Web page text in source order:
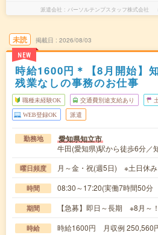
派遣会社 パーソルテンプスタッフ株式会社
未読
NEW
掲載日 2026/08/03
時給1600円＊【8月開始】
残業なしの事務のお仕事
職種未経験OK 交通費別途支給あり
WEB登録OK 派遣
勤務地 愛知県知立市
牛田(愛知県)駅から徒歩6分／
曜日頻度 月～金・祝(週5日) ※土日休み
時間 08:30～17:20(実働7時間50
期間 【急募】即日～長期 ※8月～！
時給 時給1600円 月収例 250,560